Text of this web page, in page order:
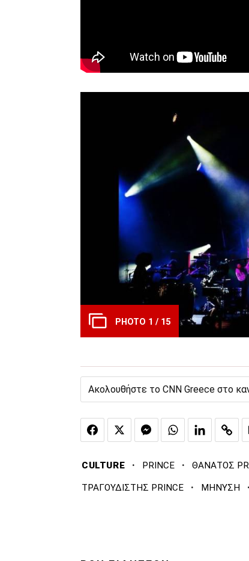
PHOTO 1 / 15
Ακολουθήστε το CNN Greece στο
CULTURE · PRINCE · ΘΑΝΑΤΟΣ
ΤΡΑΓΟΥΔΙΣΤΗΣ PRINCE · ΜΗΝΥΣΗ ·